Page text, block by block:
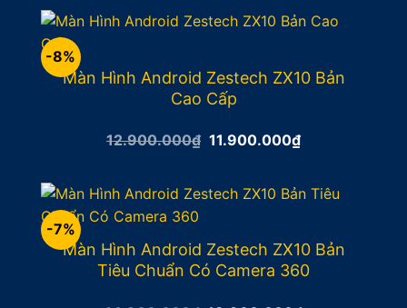
9.900.000₫.là:
8.900.000₫.
-8%
Màn Hình Android Zestech ZX10 Bản
Cao Cấp
12.900.000₫ Giá
12.900.000₫.
11.900.000₫Giá
hiện
11.900.000₫.
-7%
Màn Hình Android Zestech ZX10 Bản
Tiêu Chuẩn Có Camera 360